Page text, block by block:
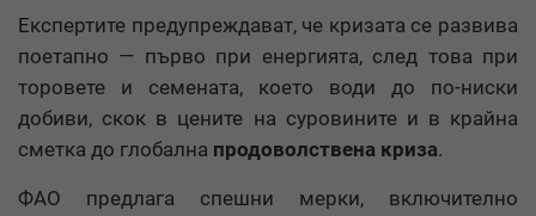
Експертите предупреждават, че кризата се развива
поетапно — първо при енергията, след това при
торовете и семената, което води до по-ниски
добиви, скок в цените на суровините и в крайна
сметка до глобална продоволствена криза.
ФАО предлага спешни мерки, включително